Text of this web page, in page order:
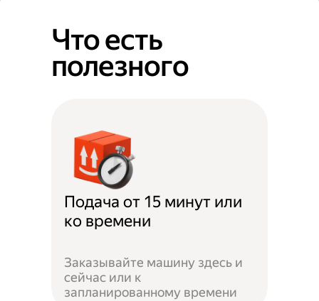
Что есть
полезного
Подача от 15 минут или
ко времени
Заказывайте машину здесь и
сейчас или к
запланированному времени